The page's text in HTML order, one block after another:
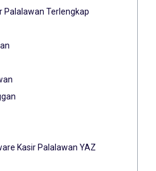
Palalawan Terlengkap
Kasir Palalawan YAZ